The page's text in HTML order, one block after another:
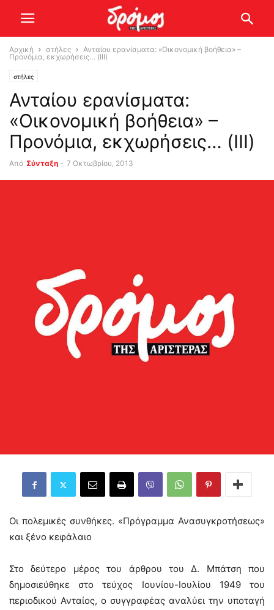
Αρχική στήλες
Ανταίου ερανίσματα: «Οικονομική βοήθεια» –
Προνόμια, εκχωρήσεις… (ΙΙΙ)
στήλες
Ανταίου ερανίσματα:
«Οικονομική βοήθεια» –
Προνόμια, εκχωρήσεις… (ΙΙΙ)
Από Σύνταξη - 7 Οκτωβρίου, 2013
Οι πολεμικές συνθήκες. «Πρόγραμμα Ανασυγκροτήσεως»
και ξένο κεφάλαιο
Στο δεύτερο μέρος του άρθρου του Δ. Μπάτση που
δημοσιεύθηκε στο τεύχος Ιουνίου-Ιουλίου 1949 του
περιοδικού Ανταίος, ο συγγραφέας αναλύει την υποταγή